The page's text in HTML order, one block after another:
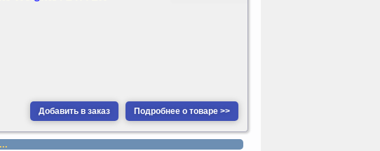
Добавить в заказ Подробнее о товаре >>